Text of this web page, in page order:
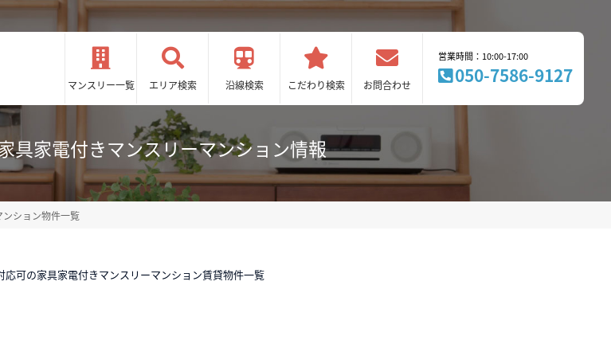
マンスリー一覧 エリア検索 沿線検索 こだわり検索 お問合わせ
営業時間：10:00-17:00
050-7586-9127
具家電付きマンスリーマンション情報
ション物件一覧
応可の家具家電付きマンスリーマンション賃貸物件一覧